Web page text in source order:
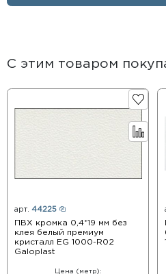
С этим товаром
арт. 44225
ПВХ кромка 0,4*19 мм без
клея белый премиум
кристалл EG 1000-R02
Galoplast
Цена (метр):